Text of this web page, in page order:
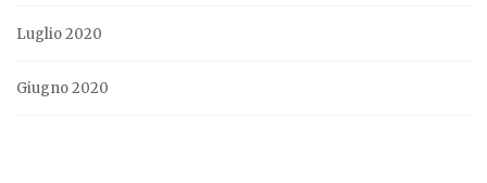
Luglio 2020
Giugno 2020